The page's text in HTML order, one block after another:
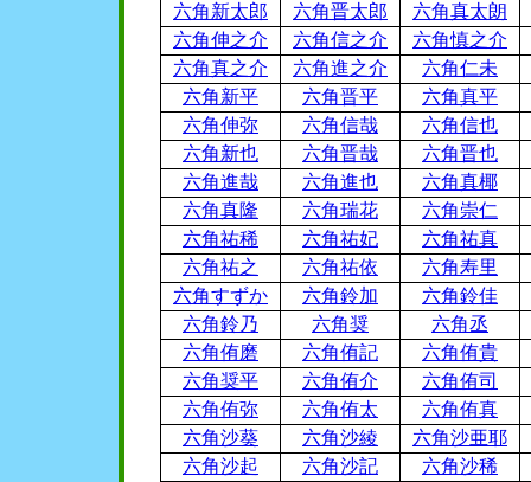
六角新太郎 六角晋太郎
六角真太朗
六角伸之介
六角信之介
六角慎之介
六角真之介
六角進之介
六角仁未
六角新平
六角晋平
六角真平
六角伸弥
六角信哉
六角信也
六角新也
六角晋哉
六角晋也
六角進哉
六角進也
六角真椰
六角真隆
六角瑞花
六角崇仁
六角祐稀
六角祐妃
六角祐真
六角祐之
六角祐依
六角寿里
六角すずか
六角鈴加
六角鈴佳
六角鈴乃
六角奨
六角丞
六角侑磨
六角侑記
六角侑貴
六角奨平
六角侑介
六角侑司
六角侑弥
六角侑太
六角侑真
六角沙葵
六角沙綾
六角沙亜耶
六角沙起
六角沙記
六角沙稀